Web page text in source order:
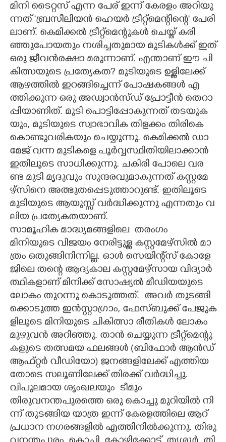
​മി​നി​ ​ടൈ​റ്റ​സ് ​എ​ന്ന​ ​പേ​ര് ​ഇ​ന്ന് ​കേ​ര​ളം​ ​അ​റി​യു​
ന്ന​ത് ​'​ബ്ര​സീ​ലി​യ​ൻ​ ​ഹെ​യ​ർ​ ​ട്രീ​റ്റ്മെ​ന്റി​ന്റെ​'​ ​പേ​രി​
ലാ​ണ്.​ ​കെ​മി​ക്ക​ൽ​ ​ട്രീ​റ്റ്മെ​ന്റു​ക​ൾ​ ​ചെ​യ്ത് ​ക​രി​
ഞ്ഞു​പോ​യ​തും​ ​ന​ശി​ച്ച​തു​മാ​യ​ ​മു​ടി​ക​ൾ​ക്ക് ​ഇ​ത്
​ഒ​രു​ ​ജീ​വ​ൻ​ര​ക്ഷാ​ ​മ​രു​ന്നാ​ണ്.​ ​എ​ന്താ​ണ് ​ഈ​ ​ചി​
കി​ത്സ​യു​ടെ​ ​പ്ര​ത്യേ​ക​ത​?​ ​മു​ടി​യു​ടെ​ ​ഉ​ള്ളി​ലേ​ക്ക് ​
ആ​ഴ​ത്തി​ൽ​ ​ഇ​റ​ങ്ങി​ച്ചെ​ന്ന് ​പോ​ഷ​ക​ങ്ങ​ൾ​ ​എ​
ത്തി​ക്കു​ന്ന​ ​ഒ​രു​ ​അ​ഡ്വാ​ൻ​സ്ഡ് ​പ്രോ​ട്ടീ​ൻ​ ​തെ​റാ​
പ്പി​യാ​ണി​ത്.​ ​മു​ടി​ ​പൊ​ട്ടി​പ്പോ​കു​ന്ന​ത് ​ത​ട​യു​ക​
യും,​ ​മു​ടി​യു​ടെ​ ​സ്വാ​ഭാ​വി​ക​ ​തി​ള​ക്കം​ ​തി​രി​കെ​ ​
കൊ​ണ്ടു​വ​രി​ക​യും​ ​ചെ​യ്യു​ന്നു.​ ​കെ​മി​ക്ക​ൽ​ ​ഡാ​
മേ​ജ് ​വ​ന്ന​ ​മു​ടി​ക​ളെ​ ​പൂ​ർ​വ്വ​സ്ഥി​തി​യി​ലാ​ക്കാ​ൻ​ ​
ഇ​തി​ലൂ​ടെ​ ​സാ​ധി​ക്കു​ന്നു.​ ​ച​കി​രി​ ​പോ​ലെ​ ​വ​ര​
ണ്ട​ ​മു​ടി​ ​മൃ​ദു​വും​ ​സു​ന്ദ​ര​വു​മാ​കു​ന്ന​ത് ​ക​സ്റ്റ​മേ​
ഴ്സി​നെ​ ​അ​ത്ഭു​ത​പ്പെ​ടു​ത്താ​റു​ണ്ട്.​ ​ഇ​തി​ലൂ​ടെ​ ​
മു​ടി​യു​ടെ​ ​ആ​യു​സ്സ് ​വ​ർ​ദ്ധി​ക്കു​ന്നു​ ​എ​ന്ന​തും​ ​വ​
ലി​യ​ ​പ്ര​ത്യേ​ക​ത​യാ​ണ്.​ ​
സാ​മൂ​ഹി​ക​ ​മാദ്ധ്യ​മ​ങ്ങ​ളി​ലെ​ ​ ത​രം​ഗം​
മി​നി​യു​ടെ​ ​വി​ജ​യം​ ​നേ​രി​ട്ടു​ള്ള​ ​ക​സ്റ്റ​മേ​ഴ്സി​ൽ​ ​മാ​
ത്രം​ ​ഒ​തു​ങ്ങി​നി​ന്നി​ല്ല.​ ​ഓ​ൾ​ ​സെ​യി​ന്റ്സ് ​കോ​ളേ​
ജി​ലെ​ ​ത​ന്റെ​ ​ആ​ദ്യ​കാ​ല​ ​ക​സ്റ്റ​മേ​ഴ്സാ​യ​ ​വി​ദ്യാ​ർ​
ത്ഥി​ക​ളാ​ണ് ​മി​നി​ക്ക് ​സോ​ഷ്യ​ൽ​ ​മീ​ഡി​യ​യു​ടെ​ ​
ലോ​കം​ ​തു​റ​ന്നു​ ​കൊ​ടു​ത്ത​ത്.​ ​ അ​വ​ർ​ ​തു​ട​ങ്ങി​
ക്കൊ​ടു​ത്ത​ ​ഇ​ൻ​സ്റ്റാ​ഗ്രാം,​ ​ഫേ​സ്ബു​ക്ക് ​പേ​ജു​ക​
ളി​ലൂ​ടെ​ ​മി​നി​യു​ടെ​ ​ചി​കി​ത്സാ​ ​രീ​തി​ക​ൾ​ ​ലോ​കം​ ​
മു​ഴു​വ​ൻ​ ​അ​റി​ഞ്ഞു.​ ​താ​ൻ​ ​ചെ​യ്യു​ന്ന​ ​ട്രീ​റ്റ്മെ​ന്റു​
ക​ളു​ടെ​ ​ത​ത്സ​മ​യ​ ​ഫ​ല​ങ്ങ​ൾ​ ​(​ബി​ഫോ​ർ​ ​ആ​ൻ​ഡ് ​
ആ​ഫ്റ്റ​ർ​ ​വീ​ഡി​യോ)​ ​ജ​ന​ങ്ങ​ളി​ലേ​ക്ക് ​എ​ത്തി​യ​
തോ​ടെ​ ​സ​ലൂ​ണി​ലേ​ക്ക് ​തി​ര​ക്ക് ​വ​ർ​ദ്ധി​ച്ചു.
വി​പു​ല​മാ​യ​ ​ശൃം​ഖ​ല​യും​ ​ ടീ​മും​
​തി​രു​വ​ന​ന്ത​പു​ര​ത്തെ​ ​ഒ​രു​ ​കൊ​ച്ചു​ ​മു​റി​യി​ൽ​ ​നി​
ന്ന് ​തു​ട​ങ്ങി​യ​ ​യാ​ത്ര​ ​ഇ​ന്ന് ​കേ​ര​ള​ത്തി​ലെ​ ​ആ​റ് ​
പ്ര​ധാ​ന​ ​ന​ഗ​ര​ങ്ങ​ളി​ൽ​ ​എ​ത്തി​നി​ൽ​ക്കു​ന്നു.​ ​തി​രു​